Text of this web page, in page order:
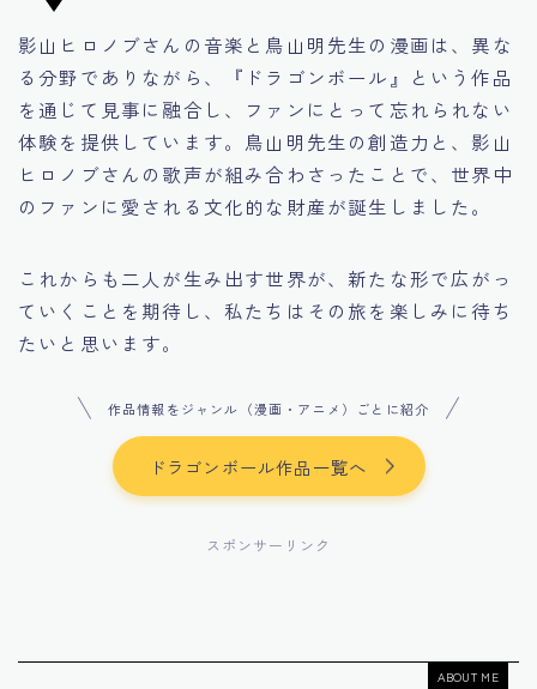
影山ヒロノブさんの音楽と鳥山明先生の漫画は、異な
る分野でありながら、『ドラゴンボール』という作品
を通じて見事に融合し、ファンにとって忘れられない
体験を提供しています。鳥山明先生の創造力と、影山
ヒロノブさんの歌声が組み合わさったことで、世界中
のファンに愛される文化的な財産が誕生しました。
これからも二人が生み出す世界が、新たな形で広がっ
ていくことを期待し、私たちはその旅を楽しみに待ち
たいと思います。
作品情報をジャンル（漫画・アニメ）ごとに紹介
ドラゴンボール作品一覧へ
スポンサーリンク
ABOUT ME